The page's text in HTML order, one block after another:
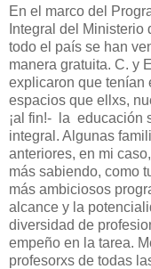
En el marco del
Integral del
todo el país se han
manera gratuita. C. y
explicaron que tenían
espacios que ellxs,
¡al fin!-
la educación
integral. Algunas
anteriores, en mi
más sabiendo, como
más ambiciosos
alcance y la
diversidad de
empeño en la tarea.
profesorxs de todas